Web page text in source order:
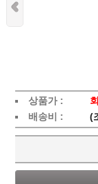
상품가 :
배송비 :
(